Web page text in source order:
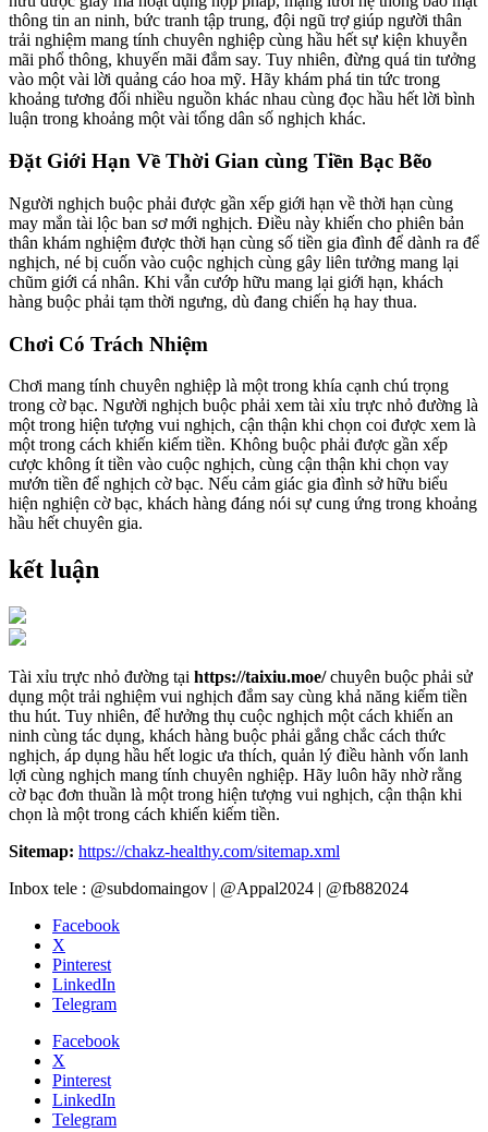
thông tin an ninh, bức tranh tập trung, đội ngũ trợ giúp người thân
trải nghiệm mang tính chuyên nghiệp cùng hầu hết sự kiện khuyễn
mãi phổ thông, khuyến mãi đắm say. Tuy nhiên, đừng quá tin tưởng
vào một vài lời quảng cáo hoa mỹ. Hãy khám phá tin tức trong
khoảng tương đối nhiều nguồn khác nhau cùng đọc hầu hết lời bình
luận trong khoảng một vài tổng dân số nghịch khác.
Đặt Giới Hạn Về Thời Gian cùng Tiền Bạc Bẽo
Người nghịch buộc phải được gần xếp giới hạn về thời hạn cùng
may mắn tài lộc ban sơ mới nghịch. Điều này khiến cho phiên bản
thân khám nghiệm được thời hạn cùng số tiền gia đình để dành ra để
nghịch, né bị cuốn vào cuộc nghịch cùng gây liên tưởng mang lại
chũm giới cá nhân. Khi vẫn cướp hữu mang lại giới hạn, khách
hàng buộc phải tạm thời ngưng, dù đang chiến hạ hay thua.
Chơi Có Trách Nhiệm
Chơi mang tính chuyên nghiệp là một trong khía cạnh chú trọng
trong cờ bạc. Người nghịch buộc phải xem tài xỉu trực nhỏ đường là
một trong hiện tượng vui nghịch, cận thận khi chọn coi được xem là
một trong cách khiến kiếm tiền. Không buộc phải được gần xếp
cược không ít tiền vào cuộc nghịch, cùng cận thận khi chọn vay
mướn tiền để nghịch cờ bạc. Nếu cảm giác gia đình sở hữu biểu
hiện nghiện cờ bạc, khách hàng đáng nói sự cung ứng trong khoảng
hầu hết chuyên gia.
kết luận
Tài xỉu trực nhỏ đường tại https://taixiu.moe/chuyên buộc phải sử
dụng một trải nghiệm vui nghịch đắm say cùng khả năng kiếm tiền
thu hút. Tuy nhiên, để hưởng thụ cuộc nghịch một cách khiến an
ninh cùng tác dụng, khách hàng buộc phải gắng chắc cách thức
nghịch, áp dụng hầu hết logic ưa thích, quản lý điều hành vốn lanh
lợi cùng nghịch mang tính chuyên nghiệp. Hãy luôn hãy nhờ rằng
cờ bạc đơn thuần là một trong hiện tượng vui nghịch, cận thận khi
chọn là một trong cách khiến kiếm tiền.
Sitemap: https://chakz-healthy.com/sitemap.xml
Inbox tele : @subdomaingov | @Appal2024 | @fb882024
Facebook
X
Pinterest
LinkedIn
Telegram
Facebook
X
Pinterest
LinkedIn
Telegram